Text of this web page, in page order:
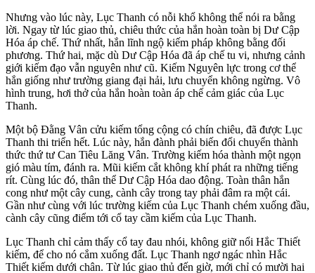
Nhưng vào lúc này, Lục Thanh có nỗi khổ không thể nói ra bằng
lời. Ngay từ lúc giao thủ, chiêu thức của hắn hoàn toàn bị Dư Cập
Hóa áp chế. Thứ nhất, hắn lĩnh ngộ kiếm pháp không bằng đối
phương. Thứ hai, mặc dù Dư Cập Hóa đã áp chế tu vi, nhưng cảnh
giới kiếm đạo vẫn nguyên như cũ. Kiếm Nguyên lực trong cơ thể
hắn giống như trường giang đại hải, lưu chuyển không ngừng. Vô
hình trung, hơi thở của hắn hoàn toàn áp chế cảm giác của Lục
Thanh.
Một bộ Đằng Vân cửu kiếm tổng cộng có chín chiêu, đã được Lục
Thanh thi triển hết. Lúc này, hắn đành phải biến đổi chuyển thành
thức thứ tư Can Tiêu Lăng Vân. Trường kiếm hóa thành một ngọn
gió màu tím, đánh ra. Mũi kiếm cắt không khí phát ra những tiếng
rít. Cùng lúc đó, thân thể Dư Cập Hóa dao động. Toàn thân hắn
cong như một cây cung, cành cây trong tay phải đâm ra một cái.
Gần như cùng với lúc trường kiếm của Lục Thanh chém xuống đầu,
cành cây cũng điểm tới cổ tay cầm kiếm của Lục Thanh.
Lục Thanh chỉ cảm thấy cổ tay đau nhói, không giữ nổi Hắc Thiết
kiếm, để cho nó cắm xuống đất. Lục Thanh ngơ ngác nhìn Hắc
Thiết kiếm dưới chân. Từ lúc giao thủ đến giờ, mới chỉ có mười hai